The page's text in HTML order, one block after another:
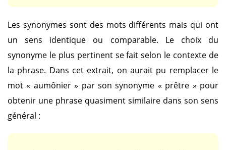
Les synonymes sont des mots différents mais qui ont
un sens identique ou comparable. Le choix du
synonyme le plus pertinent se fait selon le contexte de
la phrase. Dans cet extrait, on aurait pu remplacer le
mot« aumônier » par son synonyme « prêtre » pour
obtenir une phrase quasiment similaire dans son sens
général :